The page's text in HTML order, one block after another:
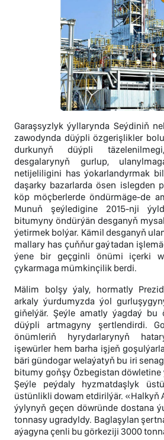
Garaşsyzlyk ýyllarynda Seýdiniň
zawodynda düýpli özgerişlikler
durkunyň düýpli
desgalarynyň gurlup,
netijeliligini has ýokarlandyrmak
daşarky bazarlarda ösen islegden
köp möçberlerde öndürmäge-de
Munuň şeýledigine 2015-nji
bitumyny öndürýän desganyň
ýetirmek bolýar. Kämil desganyň
mallary has çuňňur gaýtadan
ýene bir geçginli önümi içerki
çykarmaga mümkinçilik berdi.
Mälim bolşy ýaly, hormatly
arkaly ýurdumyzda ýol
giňelýär. Şeýle amatly ýagdaý bu
düýpli artmagyny şertlendirdi.
önümleriň hyrydarlarynyň
işewürler hem barha işjeň
bäri gündogar welaýatyň bu iri
bitumy goňşy Özbegistan
Şeýle peýdaly hyzmatdaşlyk
üstünlikli dowam etdirilýär. «Halkyň
ýylynyň geçen döwründe dostana
tonnasy ugradyldy. Baglaşylan
aýagyna çenli bu görkeziji 3000